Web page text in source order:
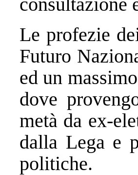
Le profezie
Futuro
ed un
dove
metà da ex-
dalla Lega e
politiche.